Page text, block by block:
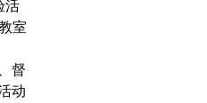
活
室
督
动